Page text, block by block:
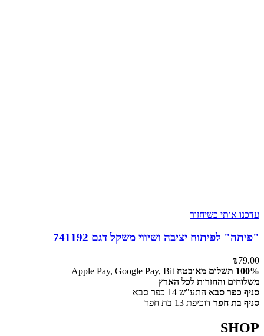
עדכנו אותי כשיחזור
"פיתה" לפיתוח יציבה ושיווי משקל דגם 741192
₪79.00
Apple Pay, Google Pay, Bit
משלוחים והחזרות לכל הארץ
סניף כפר סבא התע"ש 14 כפר סבא
סניף בת חפר דוכיפת 13 בת חפר
SHOP